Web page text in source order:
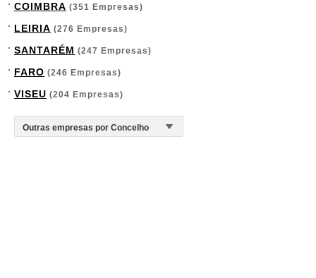
COIMBRA (351 Empresas)
LEIRIA (276 Empresas)
SANTARÉM (247 Empresas)
FARO (246 Empresas)
VISEU (204 Empresas)